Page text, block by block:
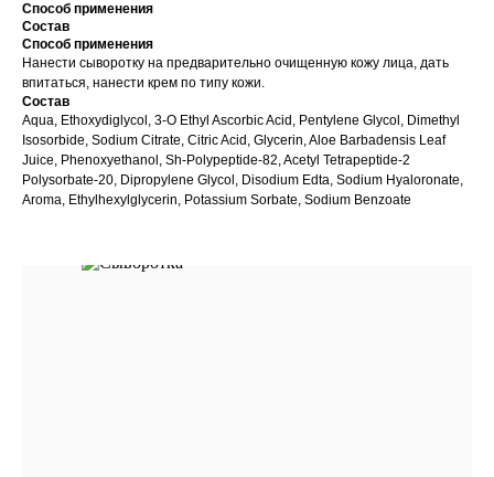
Способ применения
Состав
Способ применения
Нанести сыворотку на предварительно очищенную кожу лица, дать
впитаться, нанести крем по типу кожи.
Состав
Aqua, Ethoxydiglycol, 3-O Ethyl Ascorbic Acid, Pentylene Glycol, Dimethyl
Isosorbide, Sodium Citrate, Citric Acid, Glycerin, Aloe Barbadensis Leaf
Juice, Phenoxyethanol, Sh-Polypeptide-82, Acetyl Tetrapeptide-2
Polysorbatе-20, Dipropylene Glycol, Disodium Edta, Sodium Hyaloronate,
Aroma, Ethylhexylglycerin, Potassium Sorbate, Sodium Benzoate